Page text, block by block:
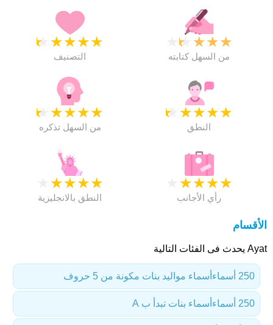
★
★
★
★
★
التصنيف
★
★
★
★
من السهل كتابته
★
★
★
★
★
من السهل تذكره
★
★
★
★
★
النطق
★
★
★
★
النطق بالانجليزية
★
★
★
★
رأي الأجانب
الأقسام
Ayat يحدث فى الفئات التالية
أسماء مواليد بنات مكونة من 5 حروف 250 أسماء
أسماء بنات تبدأ ب A 250 أسماء